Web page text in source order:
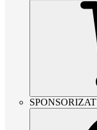
SPONSORIZAT